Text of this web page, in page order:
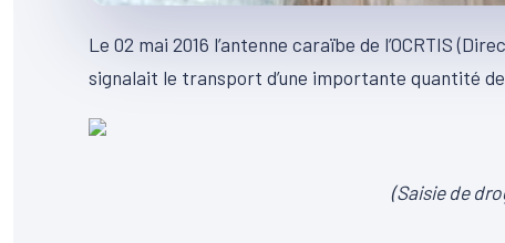
Le 02 mai 2016 l’antenne caraïbe de l’OCRTIS
signalait le transport d’une importante quantité
(Saisie de